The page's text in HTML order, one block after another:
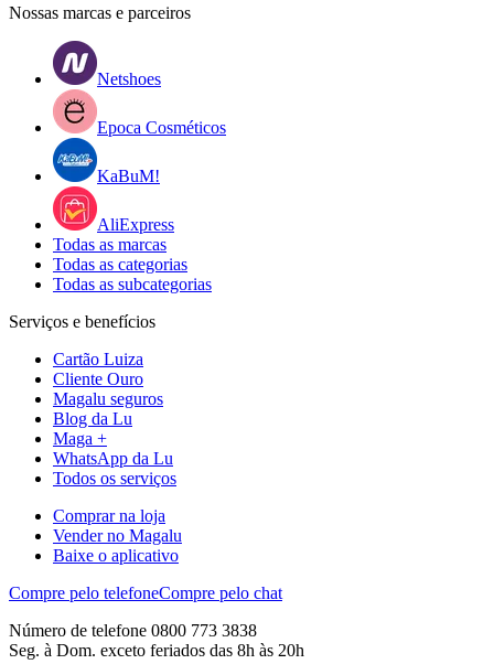
Nossas marcas e parceiros
Netshoes
Epoca Cosméticos
KaBuM!
AliExpress
Todas as marcas
Todas as categorias
Todas as subcategorias
Serviços e benefícios
Cartão Luiza
Cliente Ouro
Magalu seguros
Blog da Lu
Maga +
WhatsApp da Lu
Todos os serviços
Comprar na loja
Vender no Magalu
Baixe o aplicativo
Compre pelo telefoneCompre pelo chat
Número de telefone 0800 773 3838
Seg. à Dom. exceto feriados das 8h às 20h